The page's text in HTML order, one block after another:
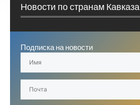
Новости по странам Кавказа
Подписка на новости